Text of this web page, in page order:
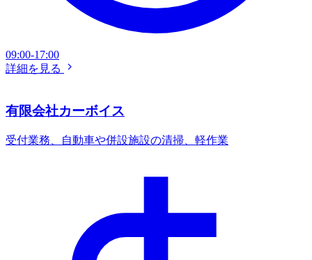
09:00-17:00
詳細を見る
有限会社カーボイス
受付業務、自動車や併設施設の清掃、軽作業